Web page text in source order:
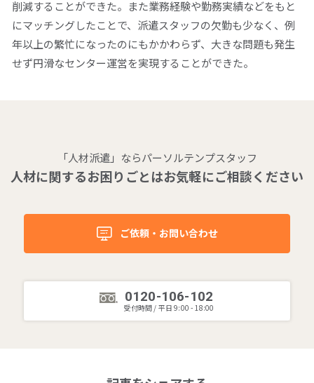
削減することができた。また業務経験や勤務実績などをもと
にマッチングしたことで、派遣スタッフの欠勤も少なく、例
年以上の繁忙になったのにもかかわらず、大きな問題も発生
せず円滑なセンター運営を実現することができた。
「人材派遣」ならパーソルテンプスタッフ
人材に関するお困りごとはお気軽にご相談ください
ご依頼・お問い合わせ
0120-106-102
受付時間 / 平日 9:00 - 18:00